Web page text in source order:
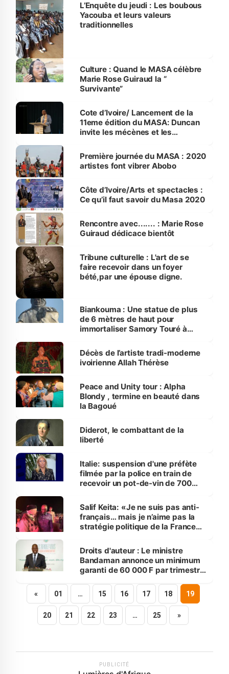
L’Enquête du jeudi : Les boubous
Yacouba et leurs valeurs
traditionnelles
Culture : Quand le MASA célèbre
Marie Rose Guiraud la “
Survivante”
Cote d’Ivoire/ Lancement de la
11eme édition du MASA: Duncan
invite les mécènes et les
artistes
Première journée du MASA : 2020
artistes font vibrer Abobo
Côte d’Ivoire/Arts et spectacles :
Ce qu’il faut savoir du Masa 2020
Rencontre avec....... : Marie Rose
Guiraud dédicace bientôt
Tribune culturelle : L'art de se
faire recevoir dans un foyer
bété,par une épouse digne.
Biankouma : Une statue de plus
de 6 mètres de haut pour
immortaliser Samory Touré à
Décès de l’artiste tradi-moderne
ivoirienne Allah Thérèse
Peace and Unity tour : Alpha
Blondy , termine en beauté dans
la Bagoué
Diderot, le combattant de la
liberté
Italie: suspension d'une préfète
filmée par la police en train de
recevoir un pot-de-vin de 700
Salif Keita: «Je ne suis pas anti-
français… mais je n’aime pas la
stratégie politique de la France
continent»
Droits d'auteur : Le ministre
Bandaman annonce un minimum
garanti de 60 000 F par trimestre
« 01 … 15 16 17 18 19
20 21 22 23 … 25 »
PUBLICITÉ